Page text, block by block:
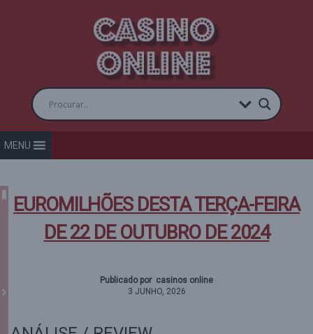
MENU
EUROMILHÕES DESTA TERÇA-FEIRA
DE 22 DE OUTUBRO DE 2024
Publicado por casinos online
3 JUNHO, 2026